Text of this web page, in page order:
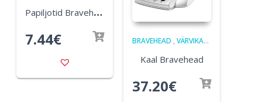
P
apiljotid Bravehead 14 mm, sinine
7.44€ BRAVEHEAD ,VÄRVIKAALUD
Kaal Bravehead
37.20€